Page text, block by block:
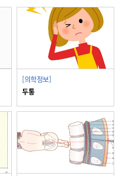
[의학정보]
두통